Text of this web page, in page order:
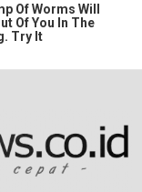
Of Worms Will
Of You In The
Try It